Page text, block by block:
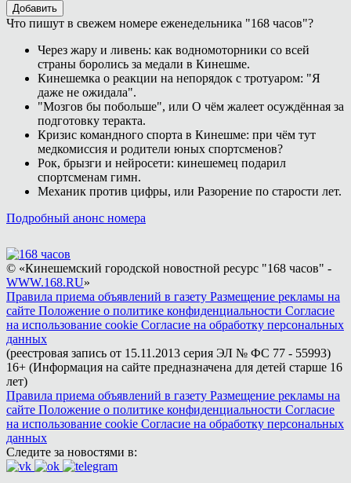
Добавить
Что пишут в свежем номере еженедельника "168 часов"?
Через жару и ливень: как водномоторники со всей
страны боролись за медали в Кинешме.
Кинешемка о реакции на непорядок с тротуаром: "Я
даже не ожидала".
"Мозгов бы побольше", или О чём жалеет осуждённая за
подготовку теракта.
Кризис командного спорта в Кинешме: при чём тут
медкомиссия и родители юных спортсменов?
Рок, брызги и нейросети: кинешемец подарил
спортсменам гимн.
Механик против цифры, или Разорение по старости лет.
Подробный анонс номера
© «Кинешемский городской новостной ресурс "168 часов" -
WWW.168.RU»
Правила приема объявлений в газету Размещение рекламы на
сайте Положение о политике конфиденциальности Согласие
на использование cookie Согласие на обработку персональных
данных
(реестровая запись от 15.11.2013 серия ЭЛ № ФС 77 - 55993)
16+ (Информация на сайте предназначена для детей старше 16
лет)
Правила приема объявлений в газету Размещение рекламы на
сайте Положение о политике конфиденциальности Согласие
на использование cookie Согласие на обработку персональных
данных
Следите за новостями в: